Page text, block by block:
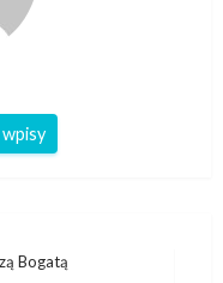
Bogatą